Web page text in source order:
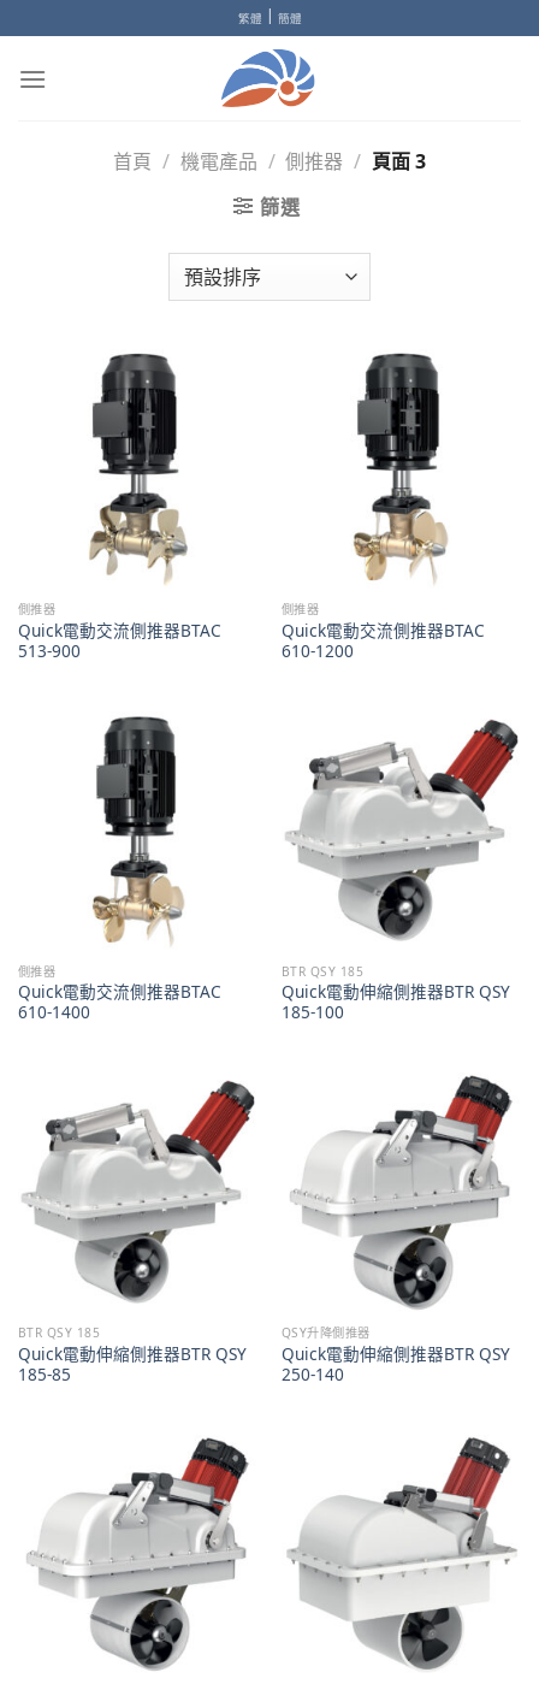
to
content
繁體 | 簡體
首頁 / 機電產品 / 側推器 / 頁面 3
篩選
側推器
Quick電動交流側推器BTAC
513-900
側推器
Quick電動交流側推器BTAC
610-1200
側推器
Quick電動交流側推器BTAC
610-1400
BTR QSY 185
Quick電動伸縮側推器BTR QSY
185-100
BTR QSY 185
Quick電動伸縮側推器BTR QSY
185-85
QSY升降側推器
Quick電動伸縮側推器BTR QSY
250-140